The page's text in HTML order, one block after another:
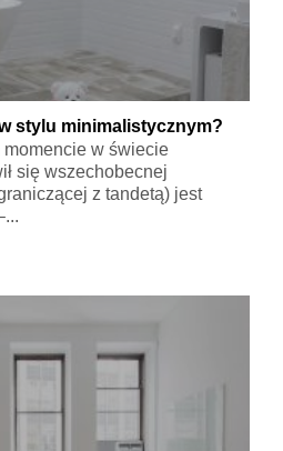
stylu minimalistycznym?
w świecie
się wszechobecnej
z tandetą) jest